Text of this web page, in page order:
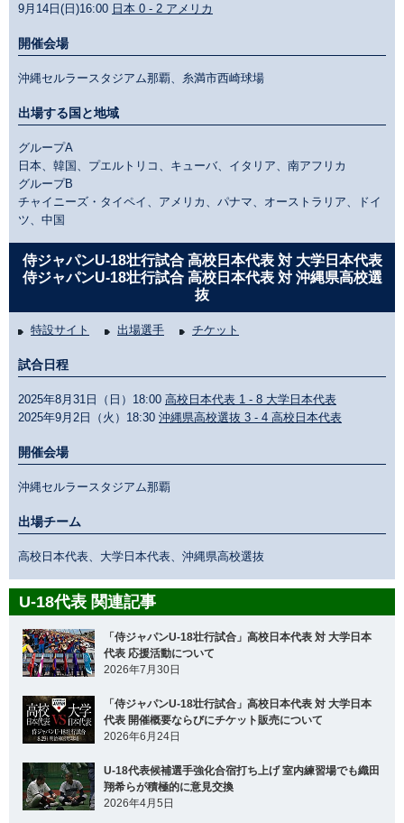
9月14日(日)16:00 日本 0 - 2 アメリカ
開催会場
沖縄セルラースタジアム那覇、糸満市西崎球場
出場する国と地域
グループA
日本、韓国、プエルトリコ、キューバ、イタリア、南アフリカ
グループB
チャイニーズ・タイペイ、アメリカ、パナマ、オーストラリア、ドイ
ツ、中国
侍ジャパンU-18壮行試合 高校日本代表 対 大学日本代表
侍ジャパンU-18壮行試合 高校日本代表 対 沖縄県高校選
抜
特設サイト 出場選手 チケット
試合日程
2025年8月31日（日）18:00 高校日本代表 1 - 8 大学日本代表
2025年9月2日（火）18:30 沖縄県高校選抜 3 - 4 高校日本代表
開催会場
沖縄セルラースタジアム那覇
出場チーム
高校日本代表、大学日本代表、沖縄県高校選抜
U-18代表 関連記事
「侍ジャパンU-18壮行試合」高校日本代表 対 大学日本
代表 応援活動について
2026年7月30日
「侍ジャパンU-18壮行試合」高校日本代表 対 大学日本
代表 開催概要ならびにチケット販売について
2026年6月24日
U-18代表候補選手強化合宿打ち上げ 室内練習場でも織田
翔希らが積極的に意見交換
2026年4月5日